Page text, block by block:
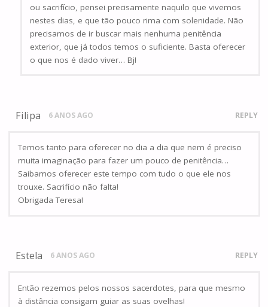
ou sacrifício, pensei precisamente naquilo que vivemos
nestes dias, e que tão pouco rima com solenidade. Não
precisamos de ir buscar mais nenhuma penitência
exterior, que já todos temos o suficiente. Basta oferecer
o que nos é dado viver… Bj!
Filipa 6 ANOS AGO REPLY
Temos tanto para oferecer no dia a dia que nem é preciso
muita imaginação para fazer um pouco de penitência…
Saibamos oferecer este tempo com tudo o que ele nos
trouxe. Sacrifício não falta!
Obrigada Teresa!
Estela 6 ANOS AGO REPLY
Então rezemos pelos nossos sacerdotes, para que mesmo
à distância consigam guiar as suas ovelhas!